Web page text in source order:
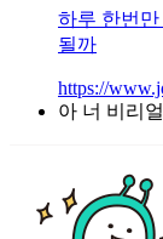
하루 한번만
될까
https://
아 너 비리